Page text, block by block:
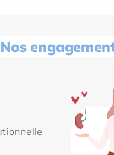
Nos